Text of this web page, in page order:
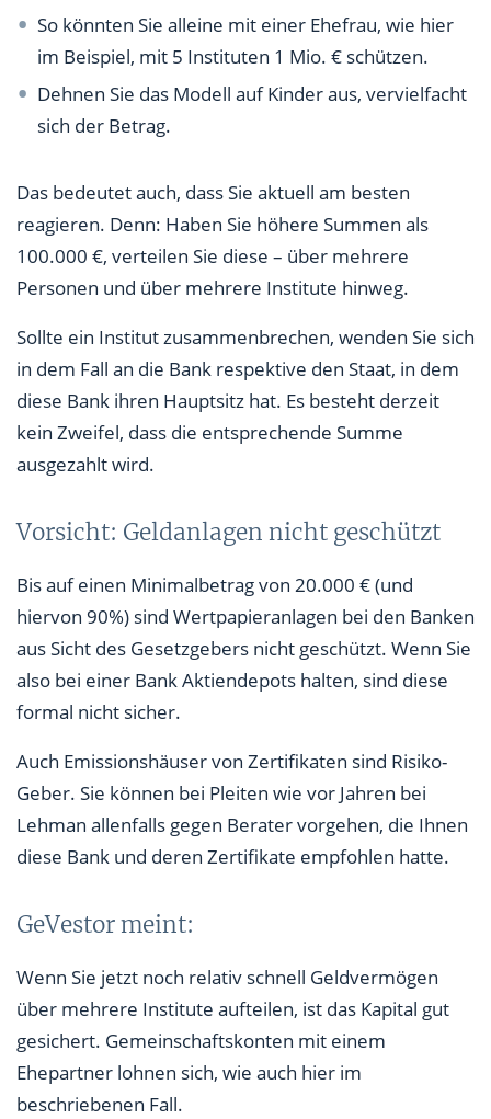
So könnten Sie alleine mit einer Ehefrau, wie hier
im Beispiel, mit 5 Instituten 1 Mio. € schützen.
Dehnen Sie das Modell auf Kinder aus, vervielfacht
sich der Betrag.
Das bedeutet auch, dass Sie aktuell am besten
reagieren. Denn: Haben Sie höhere Summen als
100.000 €, verteilen Sie diese – über mehrere
Personen und über mehrere Institute hinweg.
Sollte ein Institut zusammenbrechen, wenden Sie sich
in dem Fall an die Bank respektive den Staat, in dem
diese Bank ihren Hauptsitz hat. Es besteht derzeit
kein Zweifel, dass die entsprechende Summe
ausgezahlt wird.
Vorsicht: Geldanlagen nicht geschützt
Bis auf einen Minimalbetrag von 20.000 € (und
hiervon 90%) sind Wertpapieranlagen bei den Banken
aus Sicht des Gesetzgebers nicht geschützt. Wenn Sie
also bei einer Bank Aktiendepots halten, sind diese
formal nicht sicher.
Auch Emissionshäuser von Zertifikaten sind Risiko-
Geber. Sie können bei Pleiten wie vor Jahren bei
Lehman allenfalls gegen Berater vorgehen, die Ihnen
diese Bank und deren Zertifikate empfohlen hatte.
GeVestor meint:
Wenn Sie jetzt noch relativ schnell Geldvermögen
über mehrere Institute aufteilen, ist das Kapital gut
gesichert. Gemeinschaftskonten mit einem
Ehepartner lohnen sich, wie auch hier im
beschriebenen Fall.